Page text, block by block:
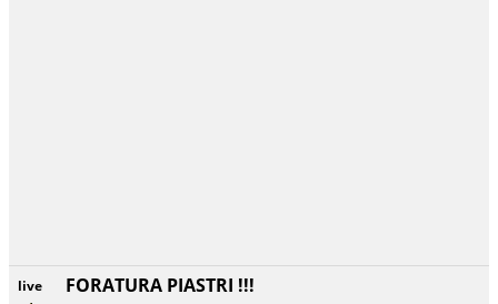
live
FORATURA PIASTRI !!!